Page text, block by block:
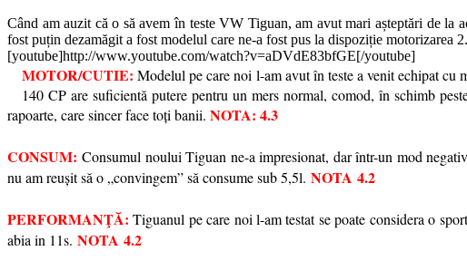
Când am auzit că o să avem în teste VW Tiguan, am avut mari așteptări de la
fost puțin dezamăgit a fost modelul care ne-a fost pus la dispoziție
[youtube]http://www.youtube.com/watch?v=aDVdE83bfGE[/youtube]
MOTOR/CUTIE:Modelul pe care noi l-am avut în teste a venit echipat
140 CP are suficientă putere pentru un mers normal, comod, în schimb
rapoarte, care sincer face toți banii. NOTA: 4.3
CONSUM: Consumul noului Tiguan ne-a impresionat, dar într-un mod
nu am reușit să o „convingem” să consume sub 5,5l. NOTA 4.2
PERFORMANŢĂ:Tiguanul pe care noi l-am testat se poate considera o
abia in 11s. NOTA 4.2